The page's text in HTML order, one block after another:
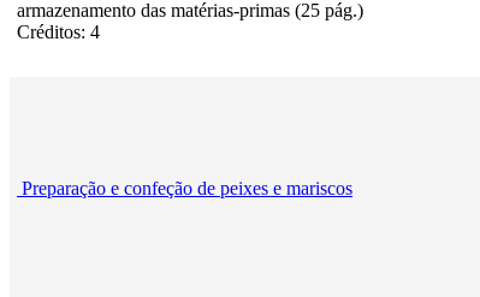
armazenamento das matérias-primas (25 pág.)
Créditos: 4
Preparação e confeção de peixes e mariscos